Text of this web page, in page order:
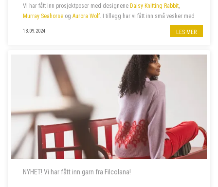
Vi har fått inn prosjektposer med designene Daisy Knitting Rabbit,
Murray Seahorse og Aurora Wolf. I tillegg har vi fått inn små vesker med
13.09.2024 LES MER
NYHET! Vi har fått inn garn fra Filcolana!